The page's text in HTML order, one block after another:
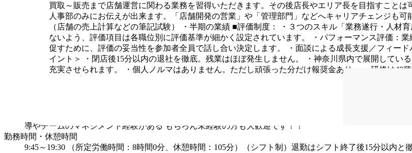
配属。買取～販売まで店舗運営に関わる業務を習得いただきます。その後店長やエリア長を目指すことは
意見を人事部のみにお伝えが出来ます。「店舗開発の営業」や「管理部門」などへキャリアチェンジも可
に合格（店舗の売上計算などの筆記試験）
・半期の業績 ■評価制度：
・３つのスキル「業務遂行・人材
ことがないよう、評価項目は各職位別に評価基準が細かく設定されています。
・パフォーマンス評価：
成長を促すために、評価の妥当性を参加者全員で話し合い決定します。
・面談による成長支援／フィー
すめポイント＞
・閉店後15分以内の退社を徹底。残業はほぼ発生しません。 ・神奈川県内で展開してい
ートを充実させられます。
・個人ノルマはありません。ただし頑張った分だけ報奨金あり。 ・研修は40
導やチームのマネジメント経験がある もちろん未経験の方も大歓迎です！！
勤務時間・休憩時間
9:45～19:30 （所定労働時間：8時間0分、休憩時間：105分）（シフト制）退勤はシフト終了後15分以内と